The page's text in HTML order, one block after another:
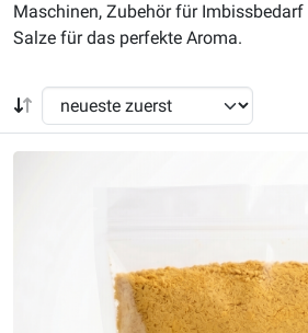
Maschinen, Zubehör für Imbissbedarf
Salze für das perfekte Aroma.